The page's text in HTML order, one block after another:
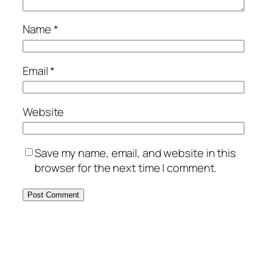
Name*
Email*
Website
Save my name, email, and website in this
browser for the next time I comment.